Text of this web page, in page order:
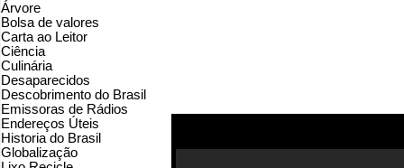
Árvore
Bolsa de valores
Carta ao Leitor
Ciência
Culinária
Desaparecidos
Descobrimento do Brasil
Emissoras de Rádios
Endereços Úteis
Historia do Brasil
Globalização